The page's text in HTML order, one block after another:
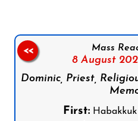
Mass
8 August
Dominic, Priest,
First:Habakkuk
<<